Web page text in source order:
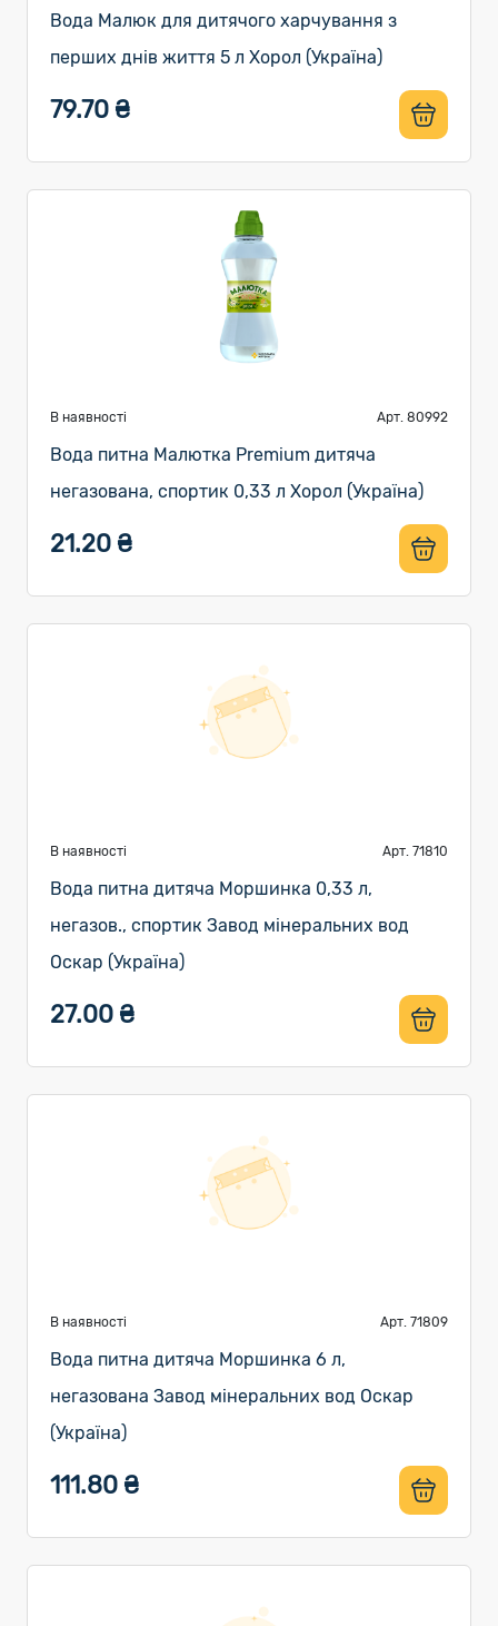
Вода Малюк для дитячого харчування з
перших днів життя 5 л Хорол (Україна)
79.70 ₴
В наявності Арт. 80992
Вода питна Малютка Premium дитяча
негазована, спортик 0,33 л Хорол (Україна)
21.20 ₴
В наявності Арт. 71810
Вода питна дитяча Моршинка 0,33 л,
негазов., спортик Завод мінеральних вод
Оскар (Україна)
27.00 ₴
В наявності Арт. 71809
Вода питна дитяча Моршинка 6 л,
негазована Завод мінеральних вод Оскар
(Україна)
111.80 ₴